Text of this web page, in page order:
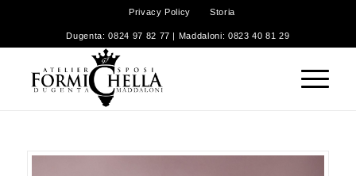
Privacy Policy Storia
Dugenta: 0824 97 82 77 | Maddaloni: 0823 40 81 29